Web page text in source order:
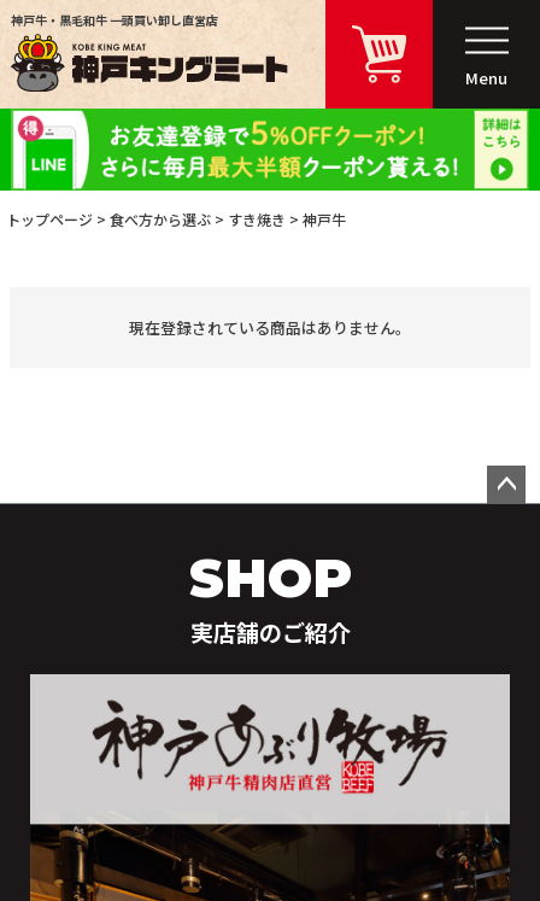
神戸牛・黒毛和牛 一頭買い卸し直営店
Menu
トップページ 食べ方から選ぶ すき焼き 神戸牛
現在登録されている商品はありません。
SHOP
実店舗のご紹介